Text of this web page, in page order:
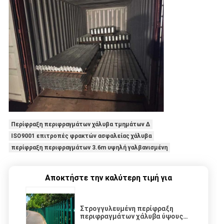
Περίφραξη περιφραγμάτων χάλυβα τμημάτων Δ
ISO9001 επιτροπές φρακτών ασφαλείας χάλυβα
περίφραξη περιφραγμάτων 3.6m υψηλή γαλβανισμένη
Αποκτήστε την καλύτερη τιμή για
Στρογγυλευμένη περίφραξη
περιφραγμάτων χάλυβα ύψους